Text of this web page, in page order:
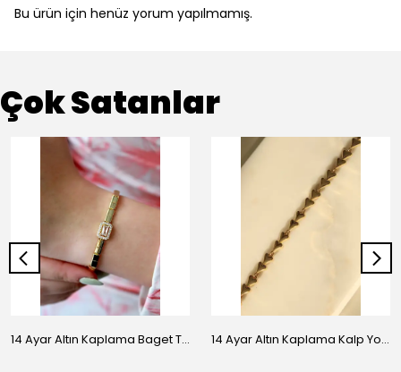
Bu ürün için henüz yorum yapılmamış.
Çok Satanlar
14 Ayar Altın Kaplama Baget Taşlı Vip Bileklik 14 Ayar Altın Kaplama Kalp Yolu Bileklik